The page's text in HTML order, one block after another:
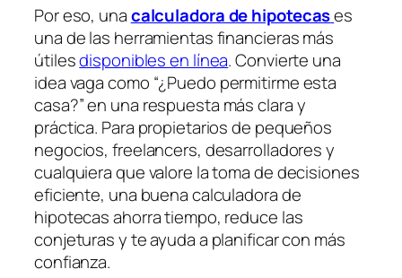
Por eso, unacalculadora de hipotecases
una de las herramientas financieras más
útilesdisponibles en línea. Convierte una
idea vaga como “¿Puedo permitirme esta
casa?” en una respuesta más clara y
práctica. Para propietarios de pequeños
negocios, freelancers, desarrolladores y
cualquiera que valore la toma de decisiones
eficiente, una buena calculadora de
hipotecas ahorra tiempo, reduce las
conjeturas y te ayuda a planificar con más
confianza.